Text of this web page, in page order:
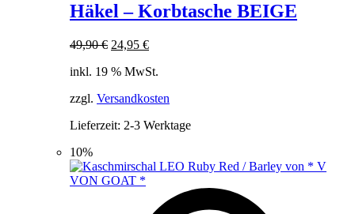
Häkel – Korbtasche BEIGE
49,90€ Ursprünglicher
war:
24,95 €Aktueller
ist:
inkl. 19 % MwSt.
zzgl. Versandkosten
Lieferzeit: 2-3 Werktage
10%